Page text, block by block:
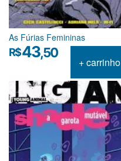
As Fúrias Femininas
R$43,50
+ carrinho